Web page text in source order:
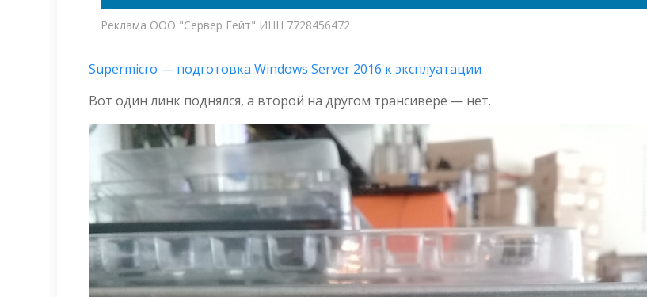
Реклама ООО "Сервер Гейт" ИНН 7728456472
Supermicro — подготовка Windows Server 2016 к эксплуатации
Вот один линк поднялся, а второй на другом трансивере — нет.